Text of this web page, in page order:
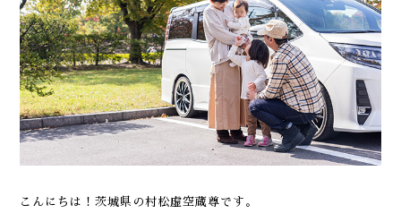
こんにちは！茨城県の村松虚空蔵尊です。